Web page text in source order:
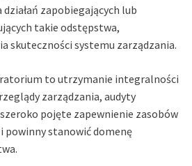
zapobiegających lub
takie odstępstwa,
skuteczności systemu zarządzania.
to utrzymanie integralności
zarządzania, audyty
pojęte zapewnienie zasobów
powinny stanowić domenę